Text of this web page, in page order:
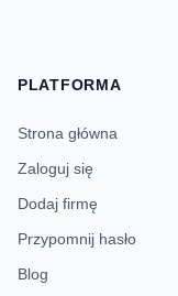
PLATFORMA
Strona główna
Zaloguj się
Dodaj firmę
Przypomnij hasło
Blog